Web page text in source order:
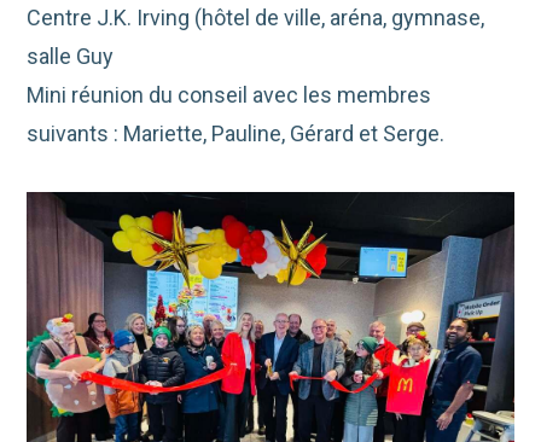
Centre J.K. Irving (hôtel de ville, aréna, gymnase,
salle Guy
Mini réunion du conseil avec les membres
suivants : Mariette, Pauline, Gérard et Serge.